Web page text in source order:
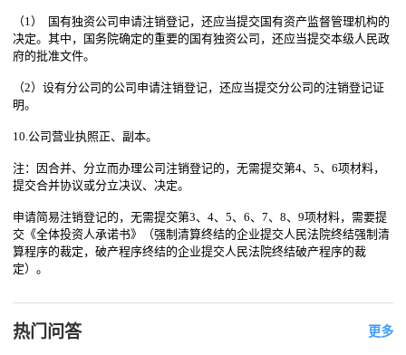
（1） 国有独资公司申请注销登记，还应当提交国有资产监督管理机构的
决定。其中，国务院确定的重要的国有独资公司，还应当提交本级人民政
府的批准文件。
（2）设有分公司的公司申请注销登记，还应当提交分公司的注销登记证
明。
10.公司营业执照正、副本。
注：因合并、分立而办理公司注销登记的，无需提交第4、5、6项材料，
提交合并协议或分立决议、决定。
申请简易注销登记的，无需提交第3、4、5、6、7、8、9项材料，需要提
交《全体投资人承诺书》（强制清算终结的企业提交人民法院终结强制清
算程序的裁定，破产程序终结的企业提交人民法院终结破产程序的裁
定）。
热门问答 更多